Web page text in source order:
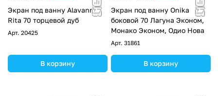
Экран под ванну Alavann
Rita 70 торцевой дуб
Арт. 20425
В корзину
Экран под ванну Onika
боковой 70 Лагуна Эконом,
Монако Эконом, Одио Нова
Арт. 31861
В корзину